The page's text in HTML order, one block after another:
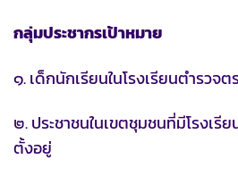
กลุ่มประชากรเป้าหมาย
๑. เด็กนักเรียนในโรงเรียนตำรวจต
๒. ประชาชนในเขตชุมชนที่มีโรงเรี
ตั้งอยู่